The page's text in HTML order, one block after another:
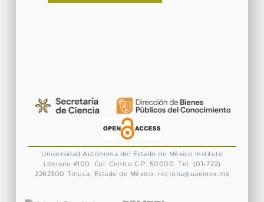
Universidad Autónoma del Estado de México
Instituto
Literario #100. Col. Centro C.P. 50000. Tel. (01-722)
2262300 Toluca, Estado de México. rectoria@uaemex.mx